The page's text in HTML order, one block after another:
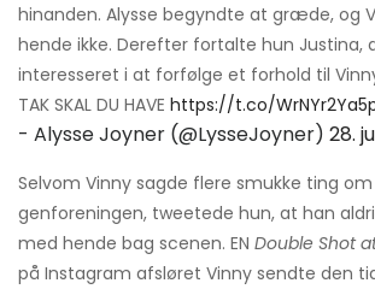
hinanden. Alysse begyndte at græde, og
hende ikke. Derefter fortalte hun Justina,
interesseret i at forfølge et forhold til
TAK SKAL DU HAVE https://t.co/
- Alysse Joyner (@LysseJoyner) 28.
Selvom Vinny sagde flere smukke ting
genforeningen, tweetede hun, at han
med hende bag scenen. EN Double Shot
på Instagram afsløret Vinny sendte den